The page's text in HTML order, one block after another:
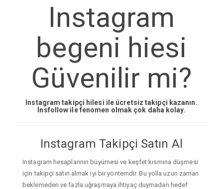
Instagram
begeni hiesi
Güvenilir mi?
Instagram takipçi hilesi ile ücretsiz takipçi kazanın.
İnsfollow ile fenomen olmak çok daha kolay.
Instagram Takipçi Satın Al
Instagram hesaplarının büyümesi ve keşfet kısmına düşmesi
için takipçi satın almak iyi bir yöntemdir. Bu yolla uzun zaman
beklemeden ve fazla uğraşmaya ihtiyaç duymadan hedef